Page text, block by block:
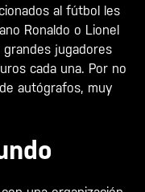
al fútbol les
Ronaldo o Lionel
grandes jugadores
cada una. Por no
autógrafos, muy